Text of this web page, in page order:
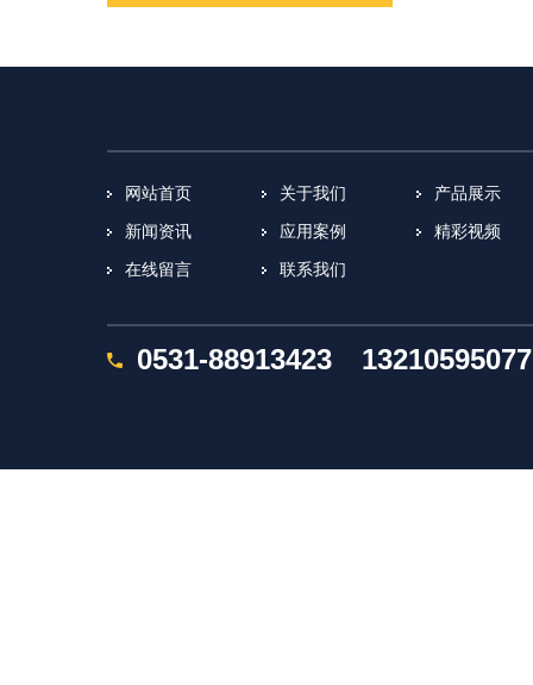
网站首页 关于我们
产品展示
新闻资讯
应用案例
精彩视频
在线留言
联系我们
0531-88913423 13210595077